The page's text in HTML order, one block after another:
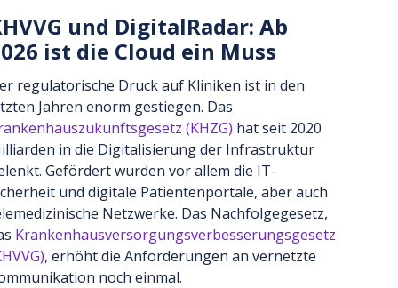
und DigitalRadar: Ab
ist die Cloud ein Muss
regulatorische Druck auf Kliniken ist in den
Jahren enorm gestiegen. Das
(KHZG) hat seit 2020
in die Digitalisierung der Infrastruktur
Gefördert wurden vor allem die IT-
und digitale Patientenportale, aber auch
Netzwerke. Das Nachfolgegesetz,
Krankenhausversorgungsverbesserungsgesetz
, erhöht die Anforderungen an vernetzte
noch einmal.